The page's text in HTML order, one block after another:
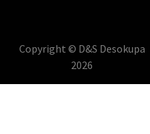
Copyright © D&S Desokupa
2026